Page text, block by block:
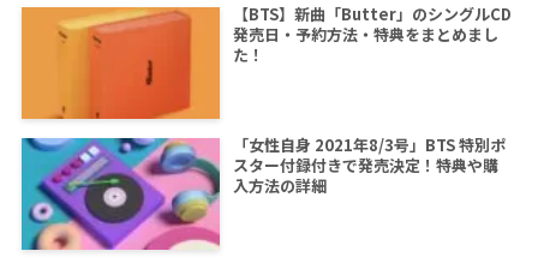
【BTS】新曲「Butter」のシングルCD
発売日・予約方法・特典をまとめまし
た！
「女性自身 2021年8/3号」BTS 特別ポ
スター付録付きで発売決定！特典や購
入方法の詳細